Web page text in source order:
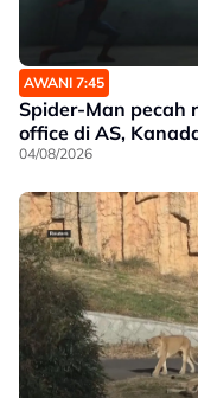
AWANI 7:45
Spider-Man pecah
office di AS,
04/08/2026